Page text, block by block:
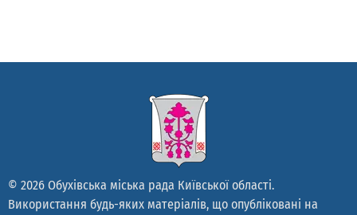
© 2026 Обухівська міська рада Київської області.
Використання будь-яких матеріалів, що опубліковані на